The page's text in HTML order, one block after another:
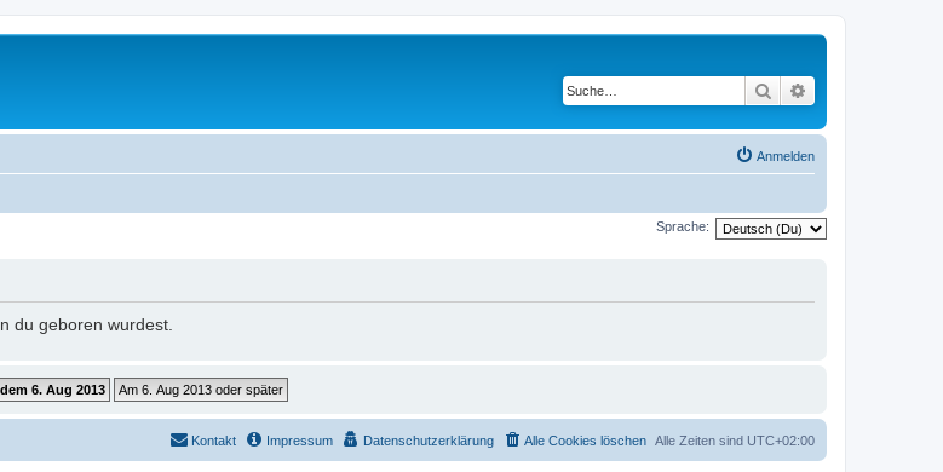
Suche
Anmelden
Sprache:
du geboren wurdest.
Alle Zeiten sind UTC+02:00
Alle Cookies löschen
Datenschutzerklärung
Impressum
Kontakt